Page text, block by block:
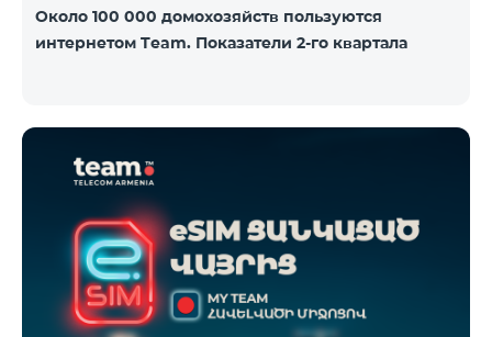
Около 100 000 домохозяйств пользуются
интернетом Team. Показатели 2-го квартала